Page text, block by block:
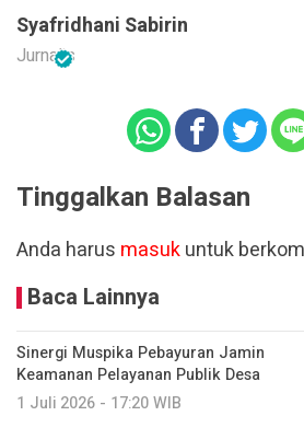
Syafridhani Sabirin
Jurnalis
Tinggalkan Balasan
Anda harus masukuntuk
Baca Lainnya
Sinergi Muspika Pebayuran Jamin
Keamanan Pelayanan Publik Desa
1 Juli 2026 - 17:20 WIB